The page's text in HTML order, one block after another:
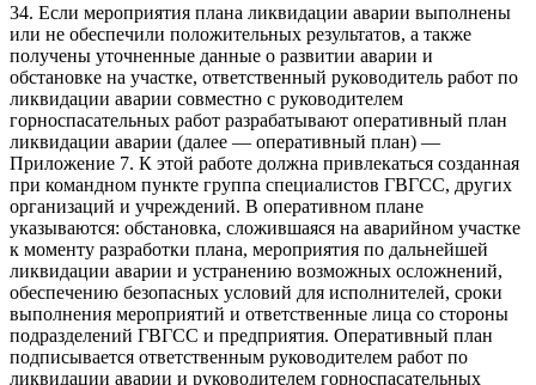
34. Если мероприятия плана ликвидации аварии выполнены
или не обеспечили положительных результатов, а также
получены уточненные данные о развитии аварии и
обстановке на участке, ответственный руководитель работ по
ликвидации аварии совместно с руководителем
горноспасательных работ разрабатывают оперативный план
ликвидации аварии (далее — оперативный план) —
Приложение 7. К этой работе должна привлекаться созданная
при командном пункте группа специалистов ГВГСС, других
организаций и учреждений. В оперативном плане
указываются: обстановка, сложившаяся на аварийном участке
к моменту разработки плана, мероприятия по дальнейшей
ликвидации аварии и устранению возможных осложнений,
обеспечению безопасных условий для исполнителей, сроки
выполнения мероприятий и ответственные лица со стороны
подразделений ГВГСС и предприятия. Оперативный план
подписывается ответственным руководителем работ по
ликвидации аварии и руководителем горноспасательных